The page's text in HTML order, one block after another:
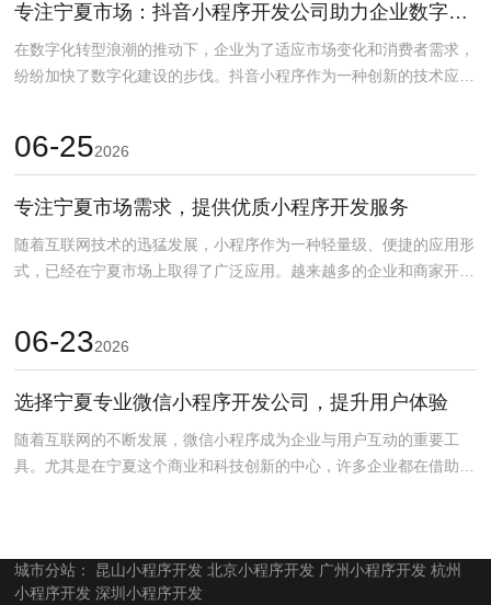
专注宁夏市场：抖音小程序开发公司助力企业数字化转型
在数字化转型浪潮的推动下，企业为了适应市场变化和消费者需求，
纷纷加快了数字化建设的步伐。抖音小程序作为一种创新的技术应
06-252026
专注宁夏市场需求，提供优质小程序开发服务
随着互联网技术的迅猛发展，小程序作为一种轻量级、便捷的应用形
式，已经在宁夏市场上取得了广泛应用。越来越多的企业和商家开始
06-232026
选择宁夏专业微信小程序开发公司，提升用户体验
随着互联网的不断发展，微信小程序成为企业与用户互动的重要工
具。尤其是在宁夏这个商业和科技创新的中心，许多企业都在借助微
城市分站： 昆山小程序开发 北京小程序开发 广州小程序开发 杭州
小程序开发 深圳小程序开发